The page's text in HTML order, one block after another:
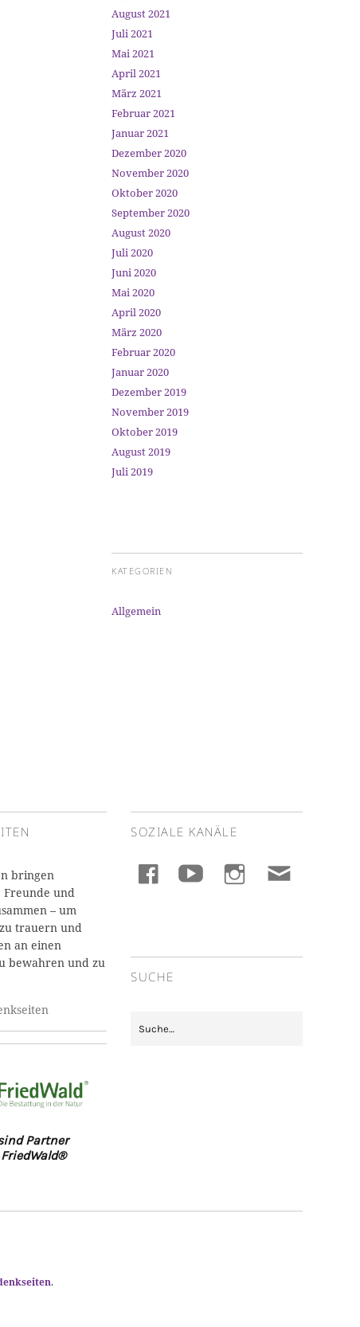
August 2021
Juli 2021
Mai 2021
April 2021
März 2021
Februar 2021
Januar 2021
Dezember 2020
November 2020
Oktober 2020
September 2020
August 2020
Juli 2020
Juni 2020
Mai 2020
April 2020
März 2020
Februar 2020
Januar 2020
Dezember 2019
November 2019
Oktober 2019
August 2019
Juli 2019
KATEGORIEN
Allgemein
bringen
Freunde und
– um
trauern und
an einen
bewahren und zu
Partner
SOZIALE KANÄLE
facebook youtube instagram
SUCHE